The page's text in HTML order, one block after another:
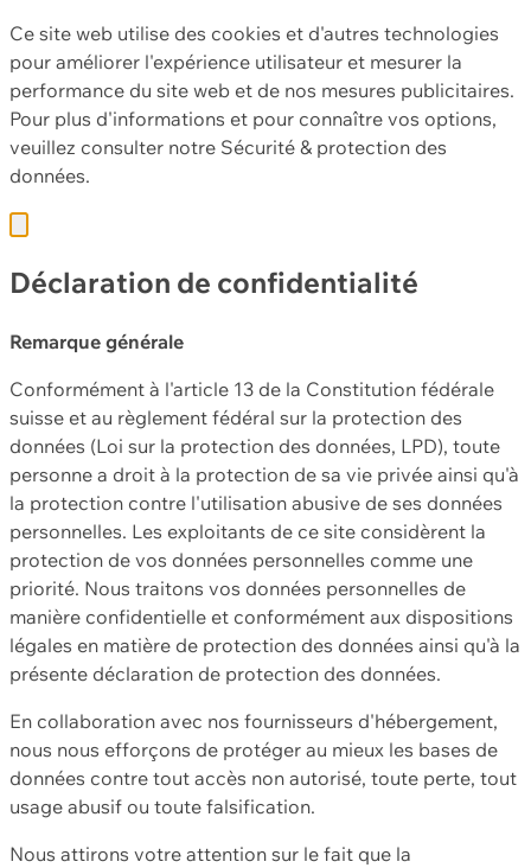
Ce site web utilise des cookies et d'autres technologies
pour améliorer l'expérience utilisateur et mesurer la
performance du site web et de nos mesures publicitaires.
Pour plus d'informations et pour connaître vos options,
veuillez consulter notre Sécurité & protection des
données.
Déclaration de confidentialité
Remarque générale
Conformément à l'article 13 de la Constitution fédérale
suisse et au règlement fédéral sur la protection des
données (Loi sur la protection des données, LPD), toute
personne a droit à la protection de sa vie privée ainsi qu'à
la protection contre l'utilisation abusive de ses données
personnelles. Les exploitants de ce site considèrent la
protection de vos données personnelles comme une
priorité. Nous traitons vos données personnelles de
manière confidentielle et conformément aux dispositions
légales en matière de protection des données ainsi qu'à la
présente déclaration de protection des données.
En collaboration avec nos fournisseurs d'hébergement,
nous nous efforçons de protéger au mieux les bases de
données contre tout accès non autorisé, toute perte, tout
usage abusif ou toute falsification.
Nous attirons votre attention sur le fait que la